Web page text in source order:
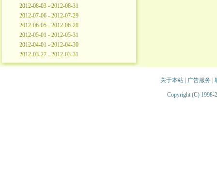
2012-08-03 - 2012-08-31
2012-07-06 - 2012-07-29
2012-06-05 - 2012-06-28
2012-05-01 - 2012-05-31
2012-04-01 - 2012-04-30
2012-03-27 - 2012-03-31
关于本站| 广告服务
Copyright (C) 1998-